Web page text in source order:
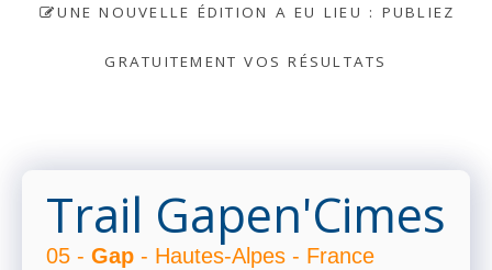
UNE NOUVELLE ÉDITION A EU LIEU : PUBLIEZ
GRATUITEMENT VOS RÉSULTATS
Trail Gapen'Cimes
05 - Gap - Hautes-Alpes - France